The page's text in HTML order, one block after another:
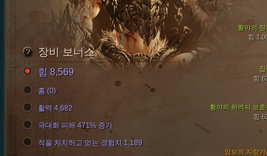
황야의 장
힘
황야의 허벅지 보호
힘
암보의 자랑거
힘
장비 보너스
힘 8,569
홈 (0)
활력 4,682
극대화 피해 471% 증가
적을 처치하고 얻는 경험치 1,189